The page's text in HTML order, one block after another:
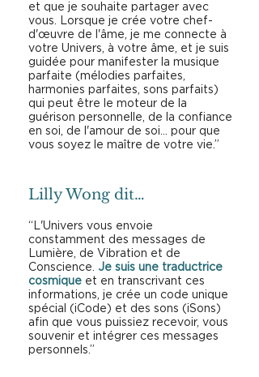
et que je souhaite partager avec
vous. Lorsque je crée votre chef-
d'œuvre de l'âme, je me connecte à
votre Univers, à votre âme, et je suis
guidée pour manifester la musique
parfaite (mélodies parfaites,
harmonies parfaites, sons parfaits)
qui peut être le moteur de la
guérison personnelle, de la confiance
en soi, de l'amour de soi... pour que
vous soyez le maître de votre vie.”
Lilly Wong dit…
“L'Univers vous envoie
constamment des messages de
Lumière, de Vibration et de
Conscience. Je suis une traductrice
cosmique et en transcrivant ces
informations, je crée un code unique
spécial (iCode) et des sons (iSons)
afin que vous puissiez recevoir, vous
souvenir et intégrer ces messages
personnels.”